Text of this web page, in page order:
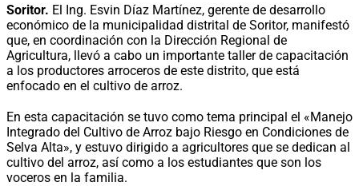
Soritor. El Ing. Esvin Díaz Martínez, gerente de desarrollo
económico de la municipalidad distrital de Soritor, manifestó
que, en coordinación con la Dirección Regional de
Agricultura, llevó a cabo un importante taller de capacitación
a los productores arroceros de este distrito, que está
enfocado en el cultivo de arroz.
En esta capacitación se tuvo como tema principal el «Manejo
Integrado del Cultivo de Arroz bajo Riesgo en Condiciones de
Selva Alta», y estuvo dirigido a agricultores que se dedican al
cultivo del arroz, así como a los estudiantes que son los
voceros en la familia.